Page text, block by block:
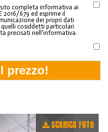
completa informativa ai
2016/679 ed esprime il
dei propri dati
cosiddetti particolari
precisati nell'informativa.
SCARICA FOTO